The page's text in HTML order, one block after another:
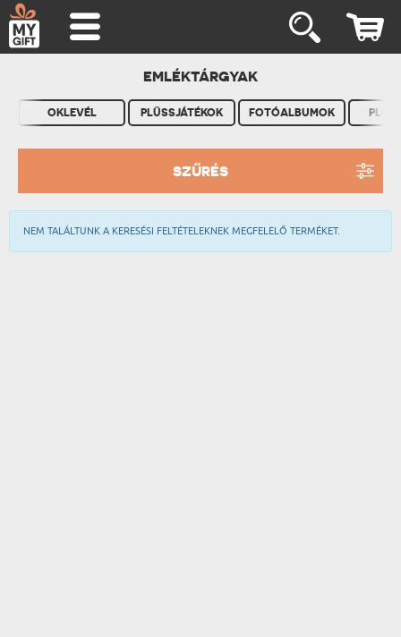
EMLÉKTÁRGYAK
OKLEVÉL PLÜSSJÁTÉKOK FOTÓALBUMOK
SZŰRÉS
NEM TALÁLTUNK A KERESÉSI FELTÉTELEKNEK MEGFELELŐ TERMÉKET.